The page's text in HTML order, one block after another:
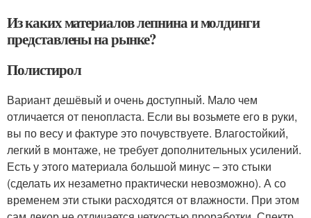
Из каких материалов лепнина и молдинги
представлены на рынке?
Полистирол
Вариант дешёвый и очень доступный. Мало чем
отличается от пенопласта. Если вы возьмете его в руки,
вы по весу и фактуре это почувствуете. Влагостойкий,
легкий в монтаже, не требует дополнительных усилений.
Есть у этого материала большой минус – это стыки
(сделать их незаметно практически невозможно). А со
временем эти стыки расходятся от влажности. При этом